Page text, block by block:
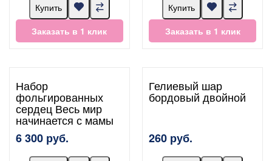
Купить
Заказать в 1 клик
Купить
Заказать в 1 клик
Набор
фольгированных
сердец Весь мир
начинается с мамы
6 300 руб.
Гелиевый шар
бордовый двойной
260 руб.